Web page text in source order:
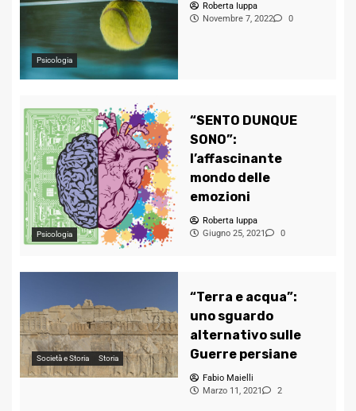
Psicologia
Roberta Iuppa
Novembre 7, 2022
0
Psicologia
“SENTO DUNQUE
SONO”:
l’affascinante
mondo delle
emozioni
Roberta Iuppa
Giugno 25, 2021
0
Società e Storia Storia
“Terra e acqua”:
uno sguardo
alternativo sulle
Guerre persiane
Fabio Maielli
Marzo 11, 2021
2